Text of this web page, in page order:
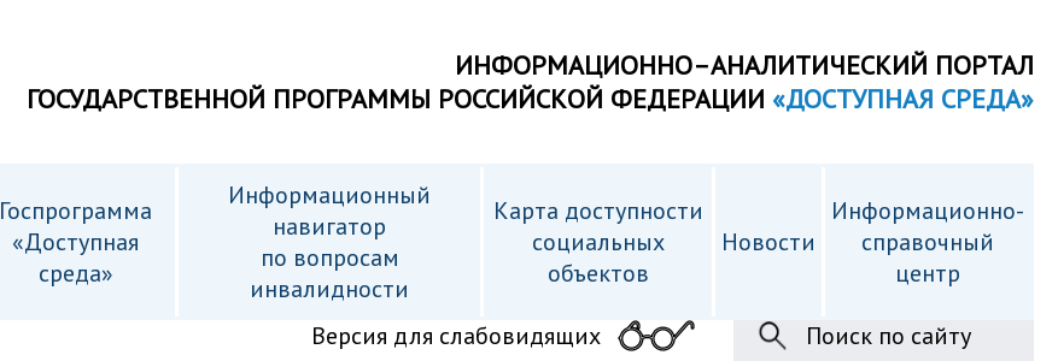
ИНФОРМАЦИОННО–АНАЛИТИЧЕСКИЙ ПОРТАЛ
ГОСУДАРСТВЕННОЙ ПРОГРАММЫ РОССИЙСКОЙ ФЕДЕРАЦИИ «ДОСТУПНАЯ СРЕДА»
Госпрограмма
«Доступная
среда»
Информационный
навигатор
по вопросам
инвалидности
Карта доступности
cоциальных
объектов
Новости
Информационно-
справочный
центр
Версия для слабовидящих
Поиск по сайту